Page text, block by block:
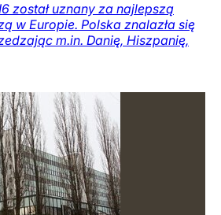
został uznany za najlepszą
w Europie. Polska znalazła się
m.in. Danię, Hiszpanię,